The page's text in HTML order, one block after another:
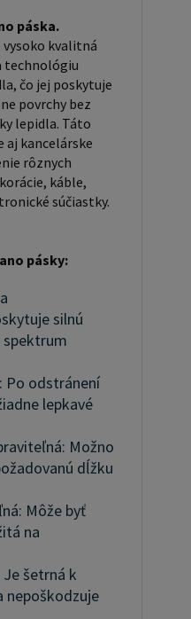
páska.
kvalitná
technológiu
čo jej poskytuje
povrchy bez
lepidla. Táto
aj kancelárske
rôznych
káble,
súčiastky.
pásky:
silnú
spektrum
Po odstránení
lepkavé
Možno
dĺžku
Môže byť
na
šetrná k
nepoškodzuje